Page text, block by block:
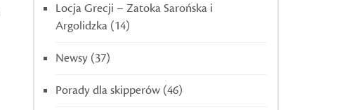
Locja Grecji – Zatoka Sarońska i
Argolidzka (14)
Newsy (37)
Porady dla skipperów (46)